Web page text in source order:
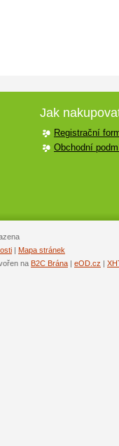
Jak
Registrační
Obchodní
| Mapa stránek
na B2C Brána | eOD.cz |